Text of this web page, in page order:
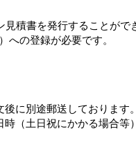
積書を発行することがで
への登録が必要です。
に別途郵送しております。
（土日祝にかかる場合等